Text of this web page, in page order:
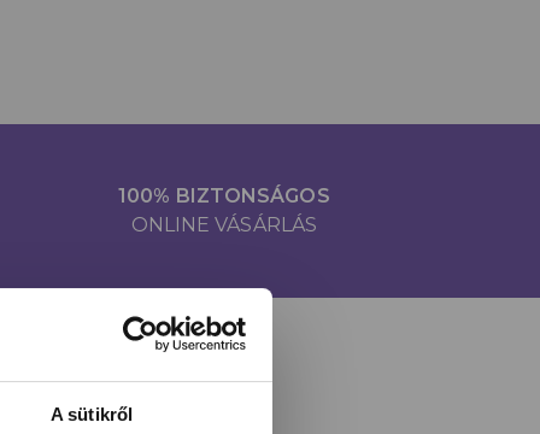
A sütikről
100% BIZTONSÁGOS
ONLINE VÁSÁRLÁS